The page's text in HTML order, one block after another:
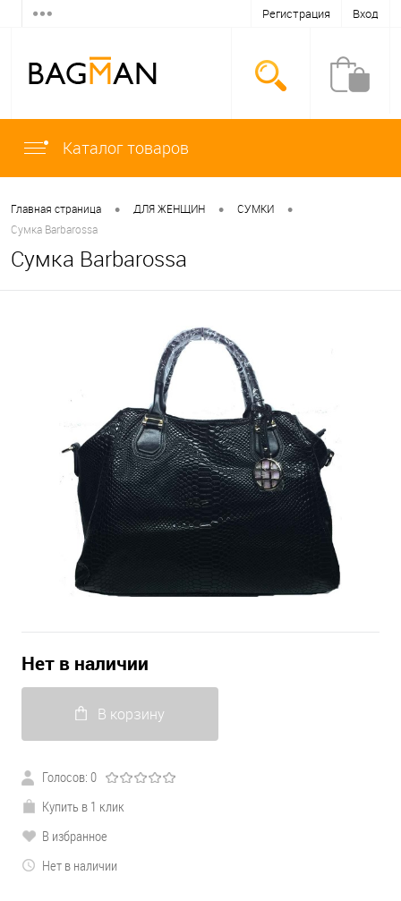
Регистрация Вход
Каталог товаров
Главная страница • ДЛЯ ЖЕНЩИН • СУМКИ •
Сумка Barbarossa
Сумка Barbarossa
Нет в наличии
В корзину
Голосов: 0
Купить в 1 клик
В избранное
Нет в наличии